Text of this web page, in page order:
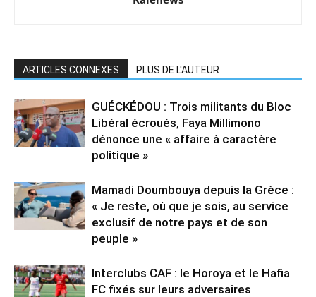
ARTICLES CONNEXES PLUS DE L'AUTEUR
GUÉCKÉDOU : Trois militants du Bloc
Libéral écroués, Faya Millimono
dénonce une « affaire à caractère
politique »
Mamadi Doumbouya depuis la Grèce :
« Je reste, où que je sois, au service
exclusif de notre pays et de son
peuple »
Interclubs CAF : le Horoya et le Hafia
FC fixés sur leurs adversaires